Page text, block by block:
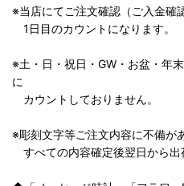
※当店にてご注文確認（ご入金確
1日目のカウントになります。
※土・日・祝日・GW・お盆・年
に
カウントしておりません。
※彫刻文字等ご注文内容に不備が
すべての内容確定後翌日から出